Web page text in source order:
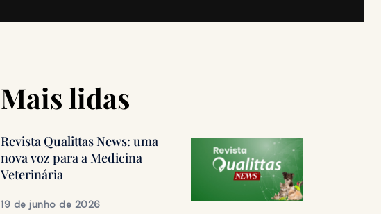
Mais lidas
Revista Qualittas News: uma
nova voz para a Medicina
Veterinária
19 de junho de 2026